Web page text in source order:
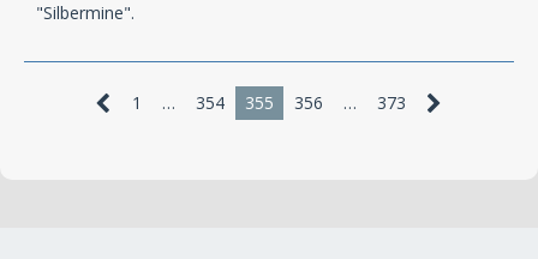
"Silbermine".
1 … 354 355 356 … 373